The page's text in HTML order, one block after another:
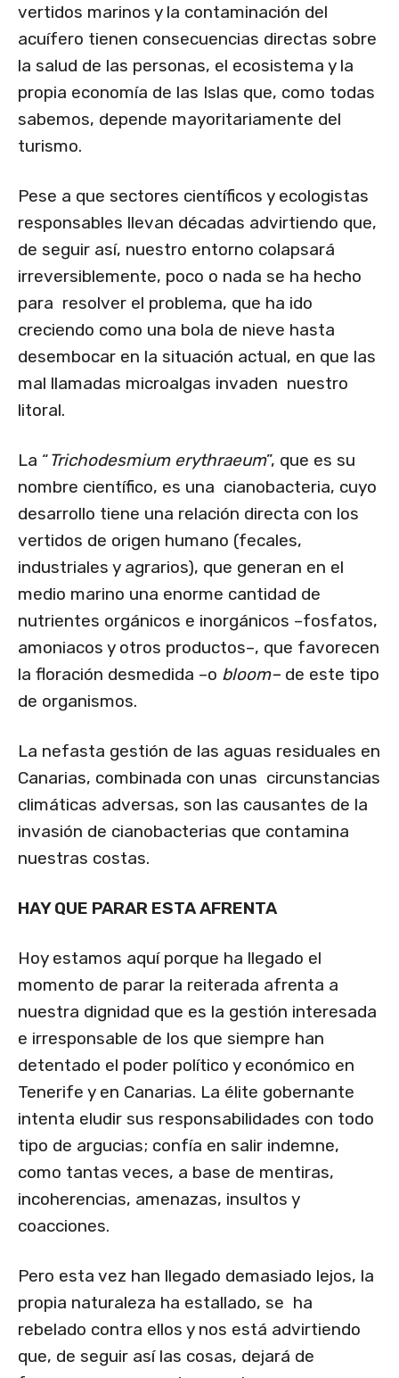
vertidos marinos y la contaminación del
acuífero tienen consecuencias directas sobre
la salud de las personas, el ecosistema y la
propia economía de las Islas que, como todas
sabemos, depende mayoritariamente del
turismo.
Pese a que sectores científicos y ecologistas
responsables llevan décadas advirtiendo que,
de seguir así, nuestro entorno colapsará
irreversiblemente, poco o nada se ha hecho
para resolver el problema, que ha ido
creciendo como una bola de nieve hasta
desembocar en la situación actual, en que las
mal llamadas microalgas invaden nuestro
litoral.
La “Trichodesmium erythraeum”, que es su
nombre científico, es una cianobacteria, cuyo
desarrollo tiene una relación directa con los
vertidos de origen humano (fecales,
industriales y agrarios), que generan en el
medio marino una enorme cantidad de
nutrientes orgánicos e inorgánicos –fosfatos,
amoniacos y otros productos–, que favorecen
la floración desmedida –o bloom– de este tipo
de organismos.
La nefasta gestión de las aguas residuales en
Canarias, combinada con unas circunstancias
climáticas adversas, son las causantes de la
invasión de cianobacterias que contamina
nuestras costas.
HAY QUE PARAR ESTA AFRENTA
Hoy estamos aquí porque ha llegado el
momento de parar la reiterada afrenta a
nuestra dignidad que es la gestión interesada
e irresponsable de los que siempre han
detentado el poder político y económico en
Tenerife y en Canarias. La élite gobernante
intenta eludir sus responsabilidades con todo
tipo de argucias; confía en salir indemne,
como tantas veces, a base de mentiras,
incoherencias, amenazas, insultos y
coacciones.
Pero esta vez han llegado demasiado lejos, la
propia naturaleza ha estallado, se ha
rebelado contra ellos y nos está advirtiendo
que, de seguir así las cosas, dejará de